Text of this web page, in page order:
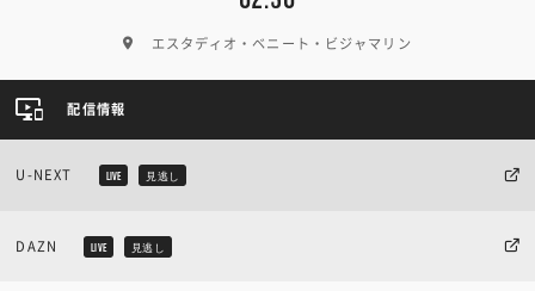
エスタディオ・ベニート・ビジャマリン
配信情報
U-NEXT LIVE 見逃し
DAZN LIVE 見逃し